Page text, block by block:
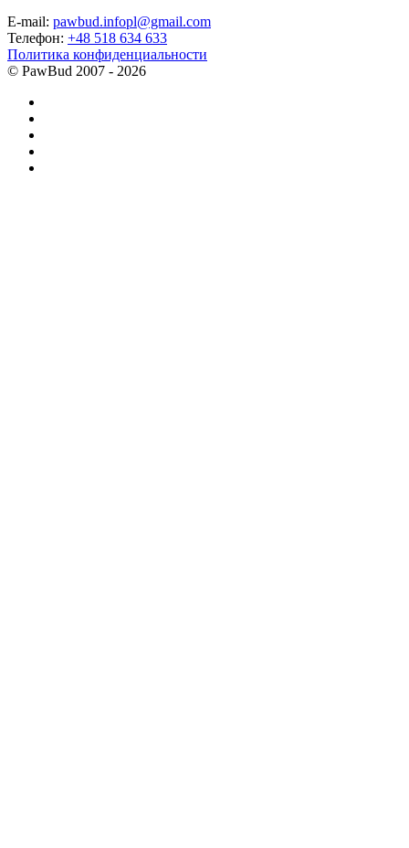
E-mail: pawbud.infopl@gmail.com
Телефон: +48 518 634 633
Политика конфиденциальности
© PawBud 2007 - 2026